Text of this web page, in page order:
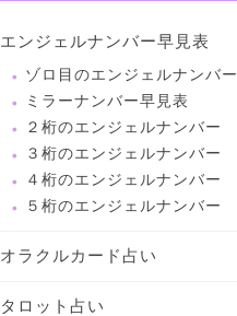
エンジェルナンバー早見表
ゾロ目のエンジェルナンバー
ミラーナンバー早見表
２桁のエンジェルナンバー
３桁のエンジェルナンバー
４桁のエンジェルナンバー
５桁のエンジェルナンバー
オラクルカード占い
タロット占い